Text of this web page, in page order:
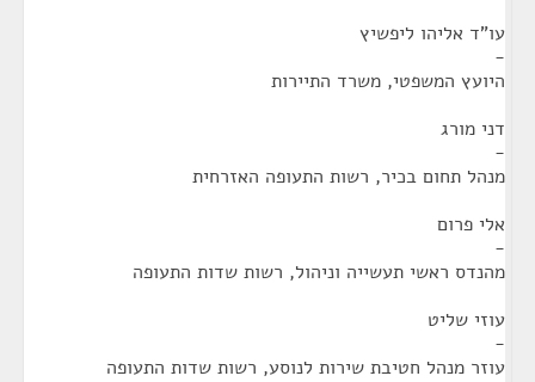
עו"ד אליהו ליפשיץ
-
היועץ המשפטי, משרד התיירות
דני מורג
-
מנהל תחום בכיר, רשות התעופה האזרחית
אלי פרום
-
מהנדס ראשי תעשייה וניהול, רשות שדות התעופה
עוזי שליט
-
עוזר מנהל חטיבת שירות לנוסע, רשות שדות התעופה